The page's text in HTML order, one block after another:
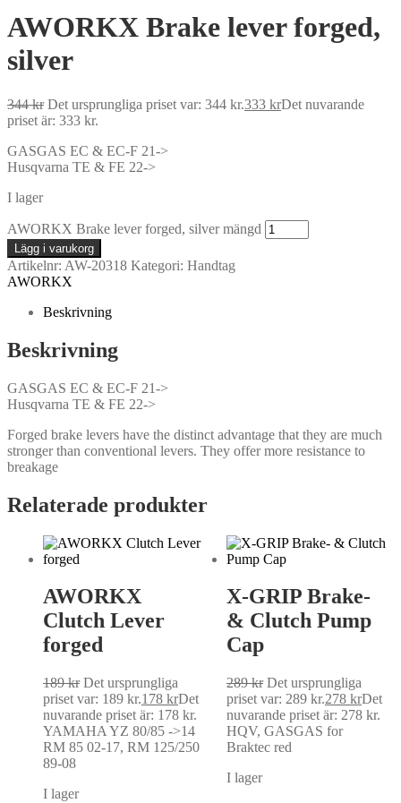
AWORKX Brake lever forged,
silver
344kr Det ursprungliga priset var: 344 kr.333 krDet nuvarande
priset är: 333 kr.
GASGAS EC & EC-F 21->
Husqvarna TE & FE 22->
I lager
AWORKX Brake lever forged, silver mängd
Lägg i varukorg
Artikelnr: AW-20318 Kategori: Handtag
AWORKX
Beskrivning
Beskrivning
GASGAS EC & EC-F 21->
Husqvarna TE & FE 22->
Forged brake levers have the distinct advantage that they are much
stronger than conventional levers. They offer more resistance to
breakage
Relaterade produkter
AWORKX
Clutch Lever
forged
189kr Det ursprungliga
priset var: 189 kr.178 krDet
nuvarande priset är: 178 kr.
YAMAHA YZ 80/85 ->14
RM 85 02-17, RM 125/250
89-08
I lager
X-GRIP Brake-
& Clutch Pump
Cap
289kr Det ursprungliga
priset var: 289 kr.278 krDet
nuvarande priset är: 278 kr.
HQV, GASGAS for
Braktec red
I lager